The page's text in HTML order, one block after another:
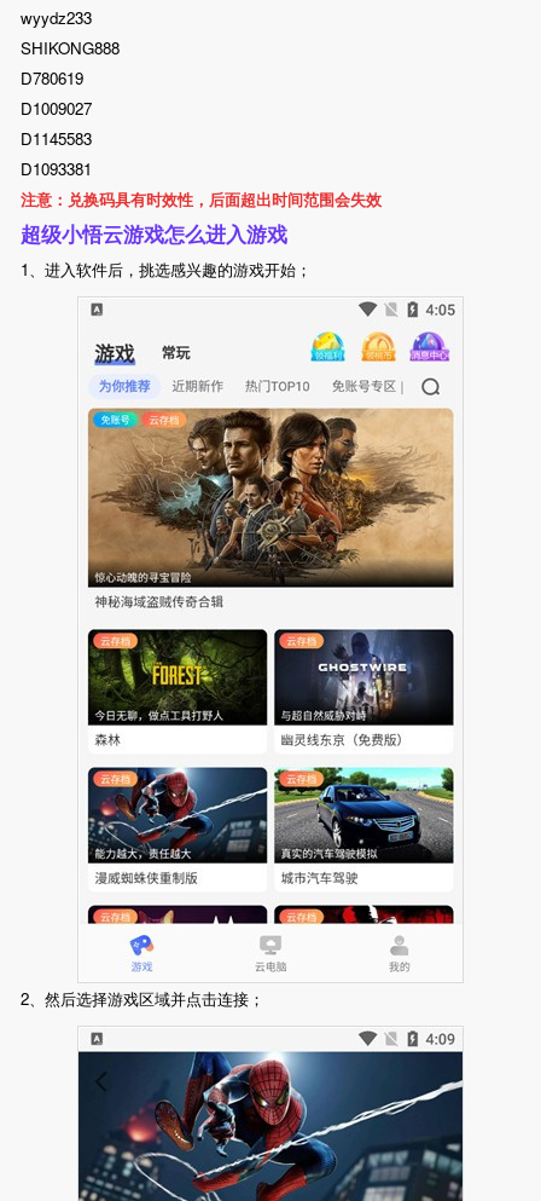
wyydz233
SHIKONG888
D780619
D1009027
D1145583
D1093381
注意：兑换码具有时效性，后面超出时间范围会失效
超级小悟云游戏怎么进入游戏
1、进入软件后，挑选感兴趣的游戏开始；
2、然后选择游戏区域并点击连接；